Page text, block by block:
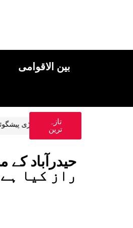
بین الاقوامی
تازہ
ترین
بادل پھر برس پڑے،محکمہ موسمیات نے
راز کیا